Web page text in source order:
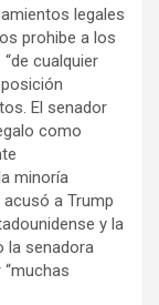
legales
prohibe a los
cualquier
El senador
como
minoría
a Trump
y la
la senadora